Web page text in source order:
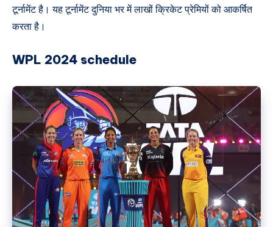
टूर्नामेंट है। यह टूर्नामेंट दुनिया भर में लाखों क्रिकेट प्रेमियों को आकर्षित
करता है।
WPL 2024 schedule